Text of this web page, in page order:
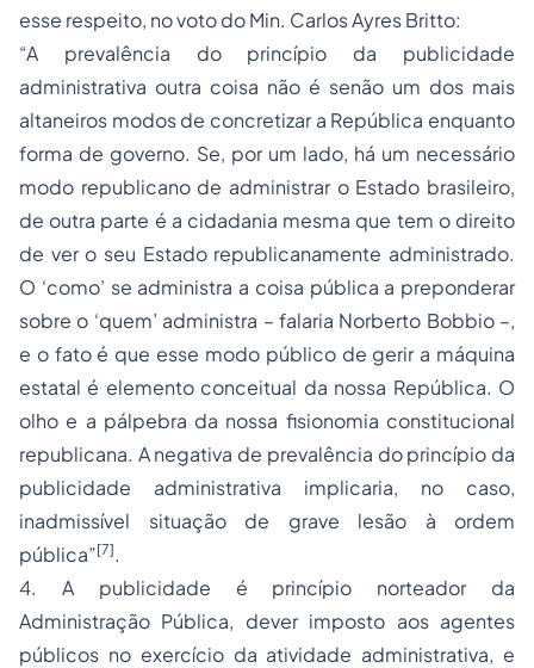
esse respeito, no voto do Min. Carlos Ayres Britto:
“A prevalência do princípio da publicidade
administrativa outra coisa não é senão um dos mais
altaneiros modos de concretizar a República enquanto
forma de governo. Se, por um lado, há um necessário
modo republicano de administrar o Estado brasileiro,
de outra parte é a cidadania mesma que tem o direito
de ver o seu Estado republicanamente administrado.
O ‘como’ se administra a coisa pública a preponderar
sobre o ‘quem’ administra – falaria Norberto Bobbio –,
e o fato é que esse modo público de gerir a máquina
estatal é elemento conceitual da nossa República. O
olho e a pálpebra da nossa fisionomia constitucional
republicana. A negativa de prevalência do princípio da
publicidade administrativa implicaria, no caso,
inadmissível situação de grave lesão à ordem
pública”[7].
4. A publicidade é princípio norteador da
Administração Pública, dever imposto aos agentes
públicos no exercício da atividade administrativa, e